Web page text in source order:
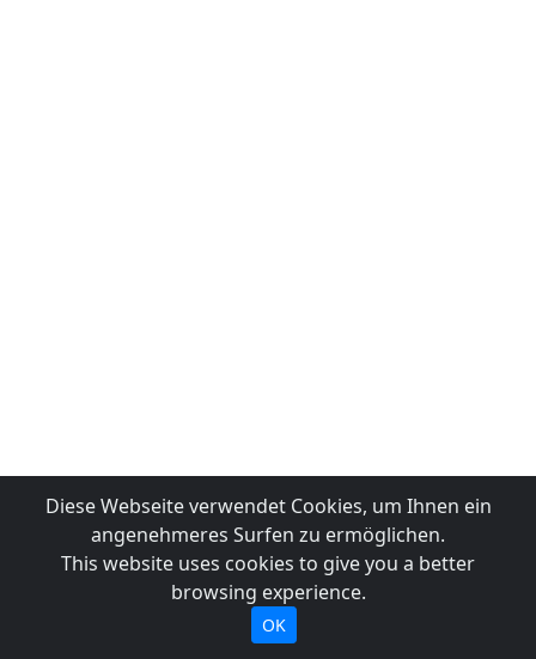
Diese Webseite verwendet Cookies, um Ihnen ein
angenehmeres Surfen zu ermöglichen.
This website uses cookies to give you a better
browsing experience.
OK